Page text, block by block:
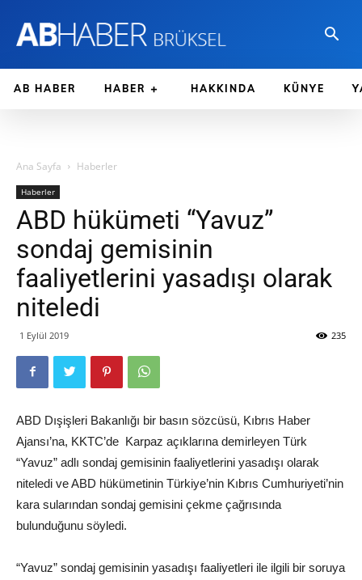
AB HABER HABER HAKKINDA KÜNYE
Ana Sayfa Haberler
Haberler
ABD hükümeti “Yavuz”
sondaj gemisinin
faaliyetlerini yasadışı olarak
niteledi
1 Eylül 2019 235
ABD Dışişleri Bakanlığı bir basın sözcüsü, Kıbrıs Haber
Ajansı’na, KKTC’de Karpaz açıklarına demirleyen Türk
“Yavuz” adlı sondaj gemisinin faaliyetlerini yasadışı olarak
niteledi ve ABD hükümetinin Türkiye’nin Kıbrıs Cumhuriyeti’nin
kara sularından sondaj gemisini çekme çağrısında
bulunduğunu söyledi.
“Yavuz” sondaj gemisinin yasadışı faaliyetleri ile ilgili bir soruya